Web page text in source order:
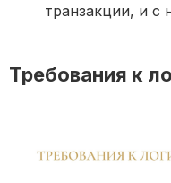
транзакции, и с
Требования к